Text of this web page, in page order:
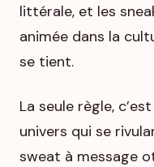
littérale, et les
animée dans la
se tient.
La seule règle,
univers qui se
sweat à message